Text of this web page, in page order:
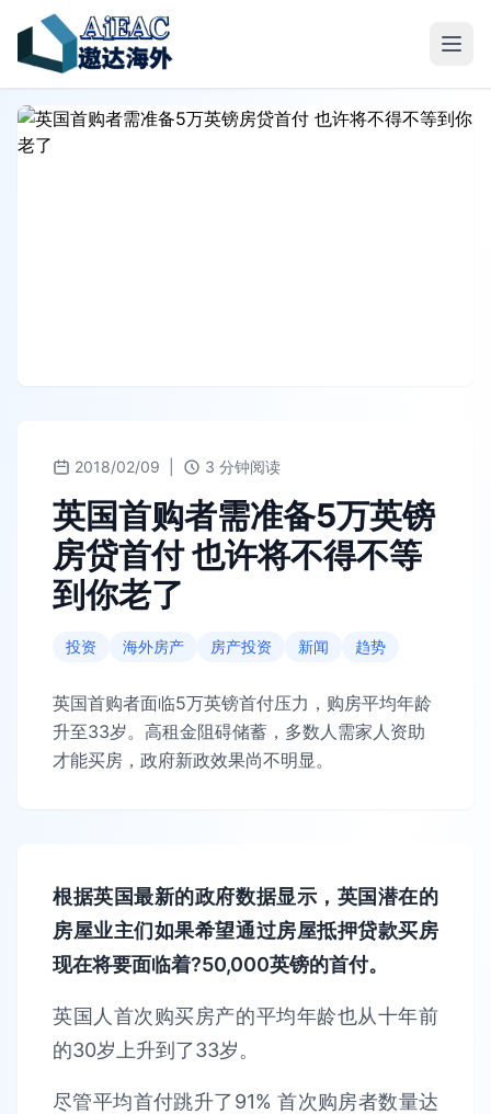
2018/02/09 3 分钟阅读
英国首购者需准备5万英镑
房贷首付 也许将不得不等
到你老了
投资 海外房产 房产投资 新闻 趋势
英国首购者面临5万英镑首付压力，购房平均年龄
升至33岁。高租金阻碍储蓄，多数人需家人资助
才能买房，政府新政效果尚不明显。
根据英国最新的政府数据显示，英国潜在的
房屋业主们如果希望通过房屋抵押贷款买房
现在将要面临着?50,000英镑的首付。
英国人首次购买房产的平均年龄也从十年前
的30岁上升到了33岁。
尽管平均首付跳升了91% 首次购房者数量达